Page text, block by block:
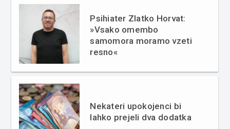
Psihiater Zlatko Horvat:
»Vsako omembo
samomora moramo vzeti
resno«
Nekateri upokojenci bi
lahko prejeli dva dodatka